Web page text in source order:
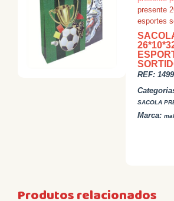
presente
esportes
REF:
SACOLA
Marca:
Produtos relacionados